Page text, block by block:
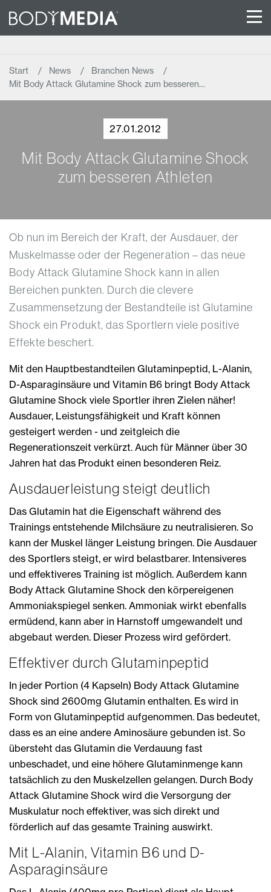
Start News
Branchen News
Mit Body Attack Glutamine Shock zum besseren…
27.01.2012
Mit Body Attack Glutamine Shock
zum besseren Athleten
Ob nun im Bereich der Kraft, der Ausdauer, der
Muskelmasse oder der Regeneration – das neue
Body Attack Glutamine Shock kann in allen
Bereichen punkten. Durch die clevere
Zusammensetzung der Bestandteile ist Glutamine
Shock ein Produkt, das Sportlern viele positive
Effekte beschert.
Mit den Hauptbestandteilen Glutaminpeptid, L-Alanin,
D-Asparaginsäure und Vitamin B6 bringt Body Attack
Glutamine Shock viele Sportler ihren Zielen näher!
Ausdauer, Leistungsfähigkeit und Kraft können
gesteigert werden - und zeitgleich die
Regenerationszeit verkürzt. Auch für Männer über 30
Jahren hat das Produkt einen besonderen Reiz.
Ausdauerleistung steigt deutlich
Das Glutamin hat die Eigenschaft während des
Trainings entstehende Milchsäure zu neutralisieren. So
kann der Muskel länger Leistung bringen. Die Ausdauer
des Sportlers steigt, er wird belastbarer. Intensiveres
und effektiveres Training ist möglich. Außerdem kann
Body Attack Glutamine Shock den körpereigenen
Ammoniakspiegel senken. Ammoniak wirkt ebenfalls
ermüdend, kann aber in Harnstoff umgewandelt und
abgebaut werden. Dieser Prozess wird gefördert.
Effektiver durch Glutaminpeptid
In jeder Portion (4 Kapseln) Body Attack Glutamine
Shock sind 2600mg Glutamin enthalten. Es wird in
Form von Glutaminpeptid aufgenommen. Das bedeutet,
dass es an eine andere Aminosäure gebunden ist. So
übersteht das Glutamin die Verdauung fast
unbeschadet, und eine höhere Glutaminmenge kann
tatsächlich zu den Muskelzellen gelangen. Durch Body
Attack Glutamine Shock wird die Versorgung der
Muskulatur noch effektiver, was sich direkt und
förderlich auf das gesamte Training auswirkt.
Mit L-Alanin, Vitamin B6 und D-
Asparaginsäure